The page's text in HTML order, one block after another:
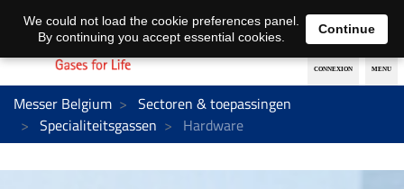
Nederlands français
Messer Belgium
Sectoren & toepassingen
Specialiteitsgassen
Hardware
We could not load the cookie preferences panel.
By continuing you accept essential cookies.
Continue